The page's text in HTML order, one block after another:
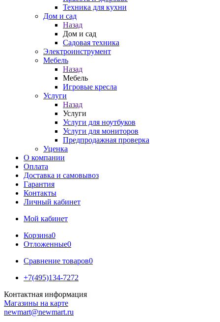
Техника для кухни
Дом и сад
Назад
Дом и сад
Садовая техника
Электроинструмент
Мебель
Назад
Мебель
Игровые кресла
Услуги
Назад
Услуги
Услуги для ноутбуков
Услуги для мониторов
Предпродажная проверка
Уценка
О компании
Оплата
Доставка и самовывоз
Гарантия
Контакты
Личный кабинет
Мой кабинет
Корзина0
Отложенные0
Сравнение товаров0
+7(495)134-7272
Контактная информация
Магазины на карте
newmart@newmart.ru